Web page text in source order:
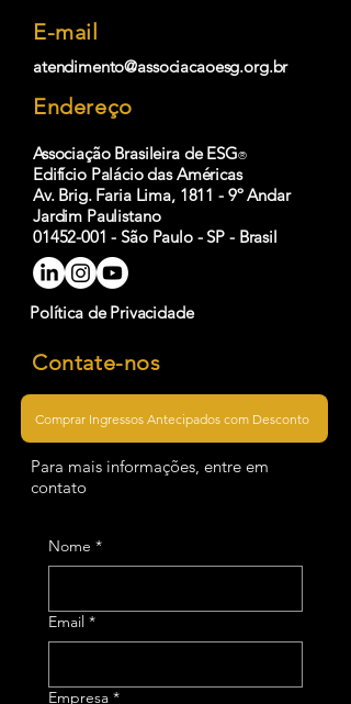
E-mail
atendimento@associacaoesg.org.br
Endereço
Associação Brasileira de ESG®
Edifício Palácio das Américas
Av. Brig. Faria Lima, 1811 - 9º Andar
Jardim Paulistano
01452-001 - São Paulo - SP - Brasil
Política de Privacidade
Contate-nos
Comprar Ingressos Antecipados com Desconto
Para mais informações, entre em
contato
Nome *
Email *
Empresa *